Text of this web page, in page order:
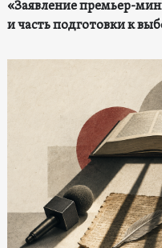
«Заявление премьер-
и часть подготовки к